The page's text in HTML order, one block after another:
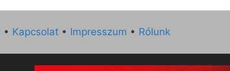
• Kapcsolat • Impresszum • Rólunk